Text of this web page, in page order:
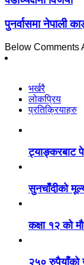
पुनर्वासमा नेपाली
Below Comments
भर्खरै
लोकप्रिय
प्रतिक्रियाहरु
ट्याङ्करबाट
सुनचाँदीको
कक्षा १२ को
२५० रुपैयाँको